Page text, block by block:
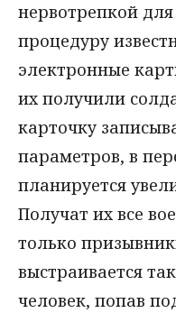
нервотрепкой
процедуру
электронные
их получили
карточку
параметров, в
планируется
Получат их все
только
выстраивается
человек, попав